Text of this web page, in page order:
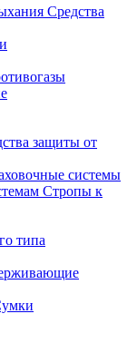
Средства
защиты от
системы
Стропы к
типа